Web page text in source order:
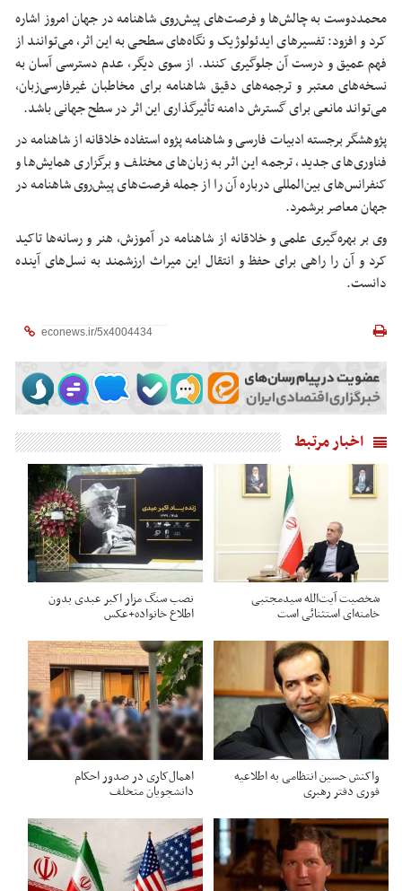
محمددوست به چالش‌ها و فرصت‌های پیش‌روی شاهنامه در جهان امروز اشاره
کرد و افزود: تفسیرهای ایدئولوژیک و نگاه‌های سطحی به این اثر، می‌توانند از
فهم عمیق و درست آن جلوگیری کنند. از سوی دیگر، عدم دسترسی آسان به
نسخه‌های معتبر و ترجمه‌های دقیق شاهنامه برای مخاطبان غیرفارسی‌زبان،
می‌تواند مانعی برای گسترش دامنه تأثیرگذاری این اثر در سطح جهانی باشد.
پژوهشگر برجسته ادبیات فارسی و شاهنامهپژوهاستفاده خلاقانه از شاهنامه در
فناوری‌های جدید، ترجمه این اثر به زبان‌های مختلف و برگزاری همایش‌ها و
کنفرانس‌های بین‌المللی درباره آن را از جمله فرصت‌های پیش‌روی شاهنامه در
جهان معاصر برشمرد.
وی بر بهره‌گیری علمی و خلاقانه از شاهنامه در آموزش، هنر و رسانه‌ها تاکید
کرد و آن را راهی برای حفظ و انتقال این میراث ارزشمند به نسل‌های آینده
دانست.
اخبار مرتبط
شخصیت آیت‌الله سیدمجتبی
خامنه‌ای استثنائی است
نصب سنگ مزار اکبر عبدی بدون
اطلاع خانواده+عکس
واکنش حسین انتظامی به اطلاعیه
فوری دفتر رهبری
اهمال‌کاری در صدور احکام‌
دانشجویان متخلف